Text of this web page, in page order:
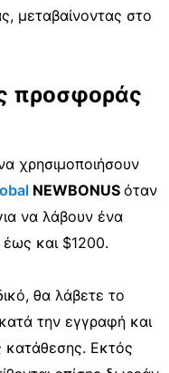
μεταβαίνοντας στο
προσφοράς
χρησιμοποιήσουν
NEWBONUS όταν
να λάβουν ένα
και $1200.
θα λάβετε το
την εγγραφή και
κατάθεσης. Εκτός